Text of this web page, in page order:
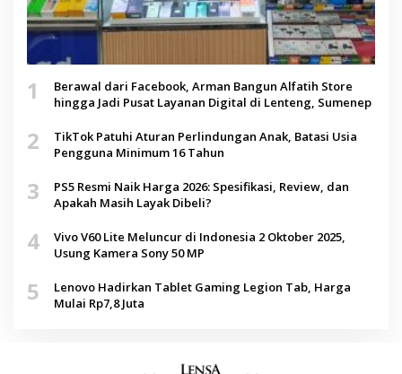
1
Berawal dari Facebook, Arman Bangun Alfatih Store
hingga Jadi Pusat Layanan Digital di Lenteng, Sumenep
2
TikTok Patuhi Aturan Perlindungan Anak, Batasi Usia
Pengguna Minimum 16 Tahun
3
PS5 Resmi Naik Harga 2026: Spesifikasi, Review, dan
Apakah Masih Layak Dibeli?
4
Vivo V60 Lite Meluncur di Indonesia 2 Oktober 2025,
Usung Kamera Sony 50 MP
5
Lenovo Hadirkan Tablet Gaming Legion Tab, Harga
Mulai Rp7,8 Juta